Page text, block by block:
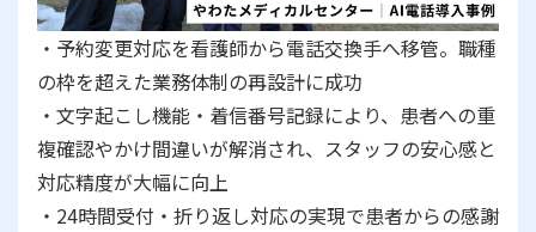
・予約変更対応を看護師から電話交換手へ移管。職種
の枠を超えた業務体制の再設計に成功
・文字起こし機能・着信番号記録により、患者への重
複確認やかけ間違いが解消され、スタッフの安心感と
対応精度が大幅に向上
・24時間受付・折り返し対応の実現で患者からの感謝